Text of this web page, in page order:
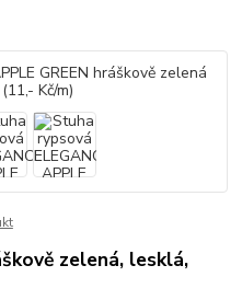
zelená, lesklá,